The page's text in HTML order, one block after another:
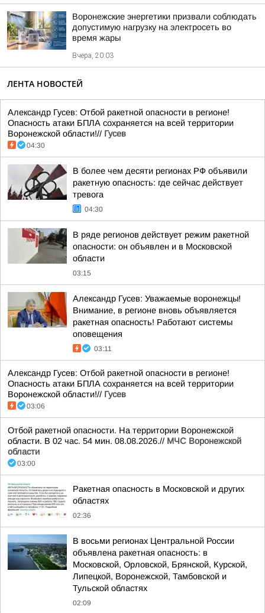
Воронежские энергетики призвали соблюдать
допустимую нагрузку на электросеть во
время жары
Вчера, 20:03
ЛЕНТА НОВОСТЕЙ
Александр Гусев: Отбой ракетной опасности в регионе!
Опасность атаки БПЛА сохраняется на всей территории
Воронежской области!// Гусев
04:30
В более чем десяти регионах РФ объявили
ракетную опасность: где сейчас действует
тревога
04:30
В ряде регионов действует режим ракетной
опасности: он объявлен и в Московской
области
03:15
Александр Гусев: Уважаемые воронежцы!
Внимание, в регионе вновь объявляется
ракетная опасность! Работают системы
оповещения
03:11
Александр Гусев: Отбой ракетной опасности в регионе!
Опасность атаки БПЛА сохраняется на всей территории
Воронежской области!// Гусев
03:06
Отбой ракетной опасности. На территории Воронежской
области. В 02 час. 54 мин. 08.08.2026.// МЧС Воронежской
области
03:00
Ракетная опасность в Московской и других
областях
02:36
В восьми регионах Центральной России
объявлена ракетная опасность: в
Московской, Орловской, Брянской, Курской,
Липецкой, Воронежской, Тамбовской и
Тульской областях
02:09